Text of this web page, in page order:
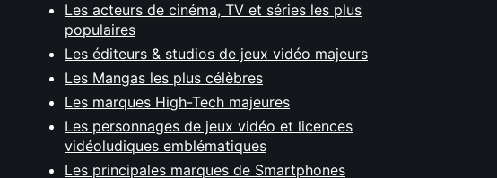
Les acteurs de cinéma, TV et séries les plus
populaires
Les éditeurs & studios de jeux vidéo majeurs
Les Mangas les plus célèbres
Les marques High-Tech majeures
Les personnages de jeux vidéo et licences
vidéoludiques emblématiques
Les principales marques de Smartphones